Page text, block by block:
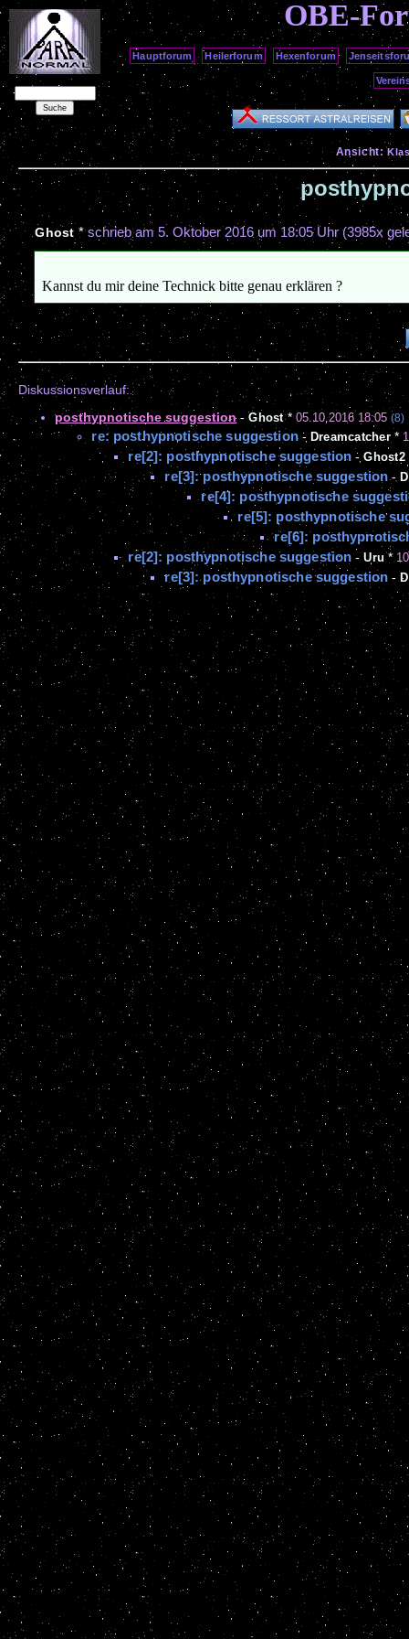
OBE-
Hauptforum Heilerforum Hexenforum
Ansicht:
Ghost *schrieb am 5. Oktober 2016 um 18:05 Uhr(3985x
Kannst du mir deine Technick bitte genau erklären ?
Diskussionsverlauf:
posthypnotische suggestion-Ghost* 05.10.2016 18:05 (8)
re: posthypnotische suggestion- Dreamcatcher *
re[2]: posthypnotische suggestion -Ghost2
re[3]: posthypnotische suggestion-
re[4]: posthypnotische
re[5]: posthypnotische
re[6]:
re[2]: posthypnotische suggestion -Uru *
re[3]: posthypnotische suggestion -